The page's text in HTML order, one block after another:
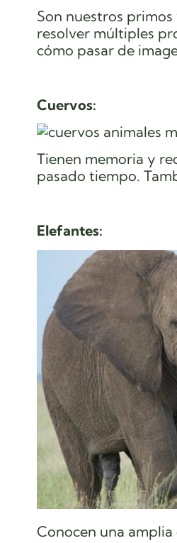
Son nuestros
resolver múltiples
cómo pasar de
Cuervos:
Tienen memoria y
pasado tiempo.
Elefantes:
Conocen una